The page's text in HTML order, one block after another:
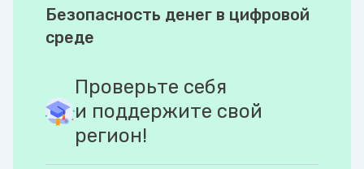
Безопасность денег в цифровой
среде
Проверьте себя
и поддержите свой
регион!